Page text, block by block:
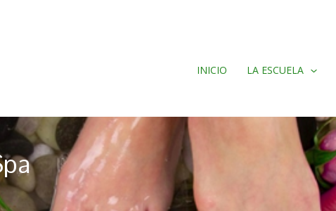
INICIO LA ESCUELA